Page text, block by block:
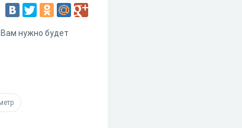
нужно будет